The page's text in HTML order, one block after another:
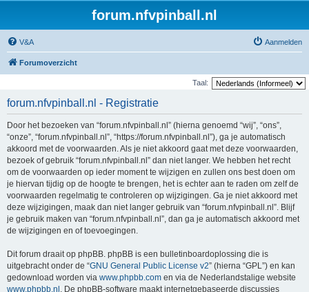
forum.nfvpinball.nl
V&A Aanmelden
Forumoverzicht
Taal:
forum.nfvpinball.nl - Registratie
Door het bezoeken van “forum.nfvpinball.nl” (hierna genoemd “wij”, “ons”,
“onze”, “forum.nfvpinball.nl”, “https://forum.nfvpinball.nl”), ga je automatisch
akkoord met de voorwaarden. Als je niet akkoord gaat met deze voorwaarden,
bezoek of gebruik “forum.nfvpinball.nl” dan niet langer. We hebben het recht
om de voorwaarden op ieder moment te wijzigen en zullen ons best doen om
je hiervan tijdig op de hoogte te brengen, het is echter aan te raden om zelf de
voorwaarden regelmatig te controleren op wijzigingen. Ga je niet akkoord met
deze wijzigingen, maak dan niet langer gebruik van “forum.nfvpinball.nl”. Blijf
je gebruik maken van “forum.nfvpinball.nl”, dan ga je automatisch akkoord met
de wijzigingen en of toevoegingen.
Dit forum draait op phpBB. phpBB is een bulletinboardoplossing die is
uitgebracht onder de “GNU General Public License v2” (hierna “GPL”) en kan
gedownload worden via www.phpbb.com en via de Nederlandstalige website
www.phpbb.nl . De phpBB-software maakt internetgebaseerde discussies